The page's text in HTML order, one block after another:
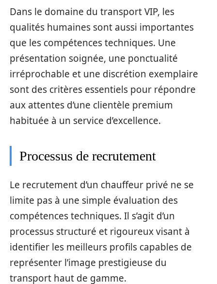
Dans le domaine du transport VIP, les
qualités humaines sont aussi importantes
que les compétences techniques. Une
présentation soignée, une ponctualité
irréprochable et une discrétion exemplaire
sont des critères essentiels pour répondre
aux attentes d’une clientèle premium
habituée à un service d’excellence.
Processus de recrutement
Le recrutement d’un chauffeur privé ne se
limite pas à une simple évaluation des
compétences techniques. Il s’agit d’un
processus structuré et rigoureux visant à
identifier les meilleurs profils capables de
représenter l’image prestigieuse du
transport haut de gamme.